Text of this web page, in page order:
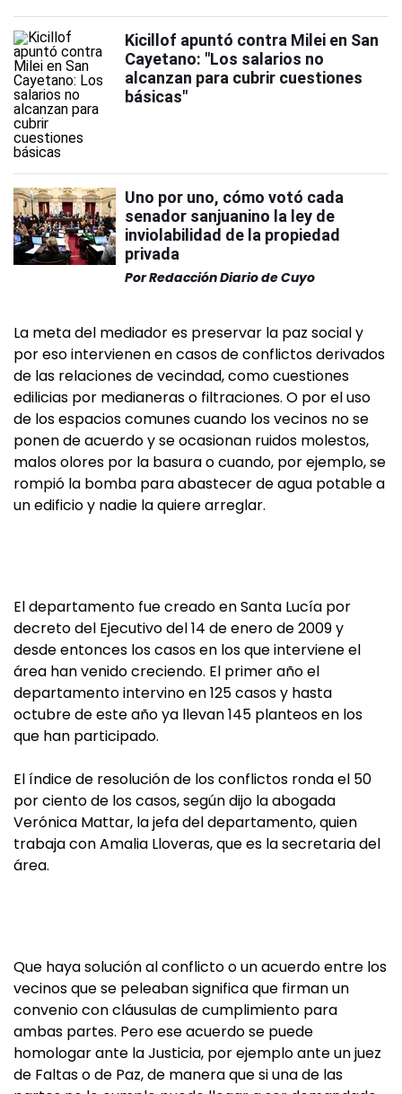
Kicillof apuntó contra Milei en San
Cayetano: "Los salarios no
alcanzan para cubrir cuestiones
básicas"
Uno por uno, cómo votó cada
senador sanjuanino la ley de
inviolabilidad de la propiedad
privada
PorRedacción Diario de Cuyo
La meta del mediador es preservar la paz social y
por eso intervienen en casos de conflictos derivados
de las relaciones de vecindad, como cuestiones
edilicias por medianeras o filtraciones. O por el uso
de los espacios comunes cuando los vecinos no se
ponen de acuerdo y se ocasionan ruidos molestos,
malos olores por la basura o cuando, por ejemplo, se
rompió la bomba para abastecer de agua potable a
un edificio y nadie la quiere arreglar.
El departamento fue creado en Santa Lucía por
decreto del Ejecutivo del 14 de enero de 2009 y
desde entonces los casos en los que interviene el
área han venido creciendo. El primer año el
departamento intervino en 125 casos y hasta
octubre de este año ya llevan 145 planteos en los
que han participado.
El índice de resolución de los conflictos ronda el 50
por ciento de los casos, según dijo la abogada
Verónica Mattar, la jefa del departamento, quien
trabaja con Amalia Lloveras, que es la secretaria del
área.
Que haya solución al conflicto o un acuerdo entre los
vecinos que se peleaban significa que firman un
convenio con cláusulas de cumplimiento para
ambas partes. Pero ese acuerdo se puede
homologar ante la Justicia, por ejemplo ante un juez
de Faltas o de Paz, de manera que si una de las